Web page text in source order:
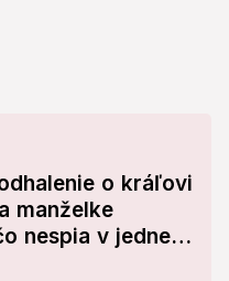
o kráľovi
manželke
nespia v jednej